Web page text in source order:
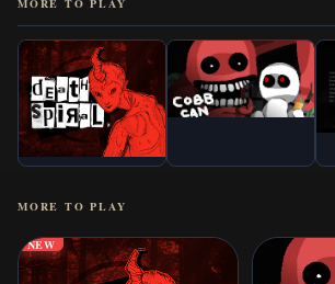
MORE TO PLAY
MORE TO PLAY
NEW